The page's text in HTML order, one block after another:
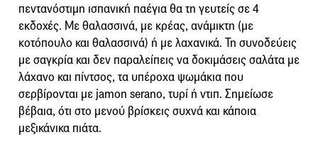
πεντανόστιμη ισπανική παέγια θα τη γευτείς σε 4
εκδοχές. Με θαλασσινά, με κρέας, ανάμικτη (με
κοτόπουλο και θαλασσινά) ή με λαχανικά. Τη συνοδεύεις
με σαγκρία και δεν παραλείπεις να δοκιμάσεις σαλάτα με
λάχανο και πίντσος, τα υπέροχα ψωμάκια που
σερβίρονται με jamon serano, τυρί ή ντιπ. Σημείωσε
βέβαια, ότι στο μενού βρίσκεις συχνά και κάποια
μεξικάνικα πιάτα.